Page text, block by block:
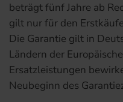
beträgt fünf Jahre ab
gilt nur für den
Die Garantie gilt in
Ländern der
Ersatzleistungen
Neubeginn des